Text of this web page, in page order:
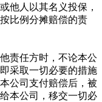
他人以其名义投保，
比例分摊赔偿的责
责任方时，不论本公
采取一切必要的措施
公司支付赔偿后，被
本公司，移交一切必